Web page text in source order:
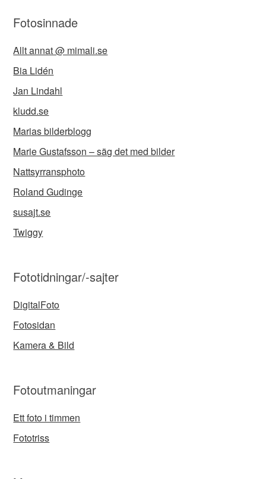
Fotosinnade
Allt annat @ mimali.se
Bia Lidén
Jan Lindahl
kludd.se
Marias bilderblogg
Marie Gustafsson – säg det med bilder
Nattsyrransphoto
Roland Gudinge
susajt.se
Twiggy
Fototidningar/-sajter
DigitalFoto
Fotosidan
Kamera & Bild
Fotoutmaningar
Ett foto i timmen
Fototriss